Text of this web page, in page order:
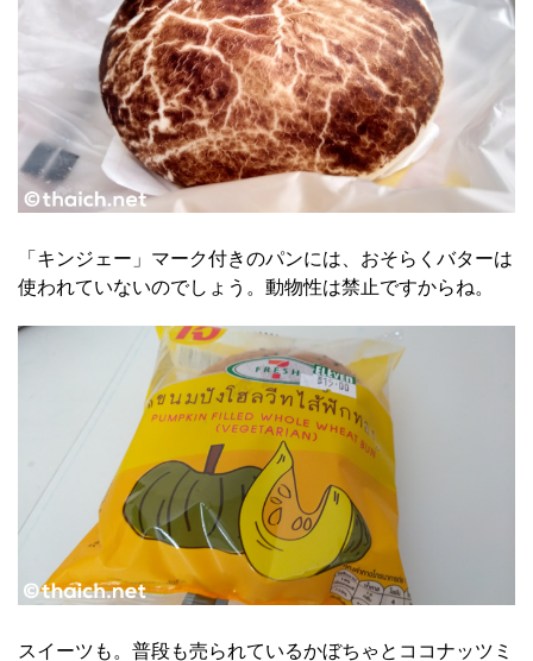
「キンジェー」マーク付きのパンには、おそらくバターは
使われていないのでしょう。動物性は禁止ですからね。
スイーツも。普段も売られているかぼちゃとココナッツミ